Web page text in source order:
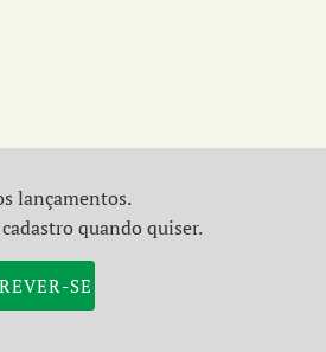
lançamentos.
quando quiser.